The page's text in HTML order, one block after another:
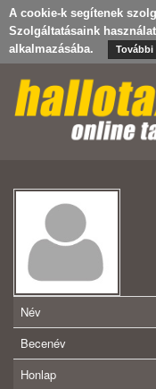
A cookie-k segítenek
Szolgáltatásaink
alkalmazásába.
Név
Becenév
Honlap